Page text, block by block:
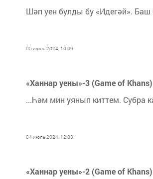
Шәп уен булды бу «Идегәй». Баш
05 июль 2024, 10:09
«Ханнар уены»-3 (Game of Khans)
...Һәм мин уянып киттем. Субра
04 июль 2024, 12:03
«Ханнар уены»-2 (Game of Khans)